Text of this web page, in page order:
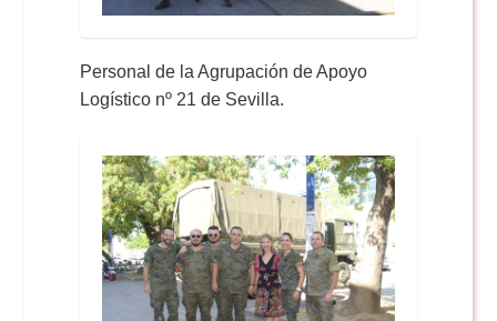
Personal de la Agrupación de Apoyo
Logístico nº 21 de Sevilla.